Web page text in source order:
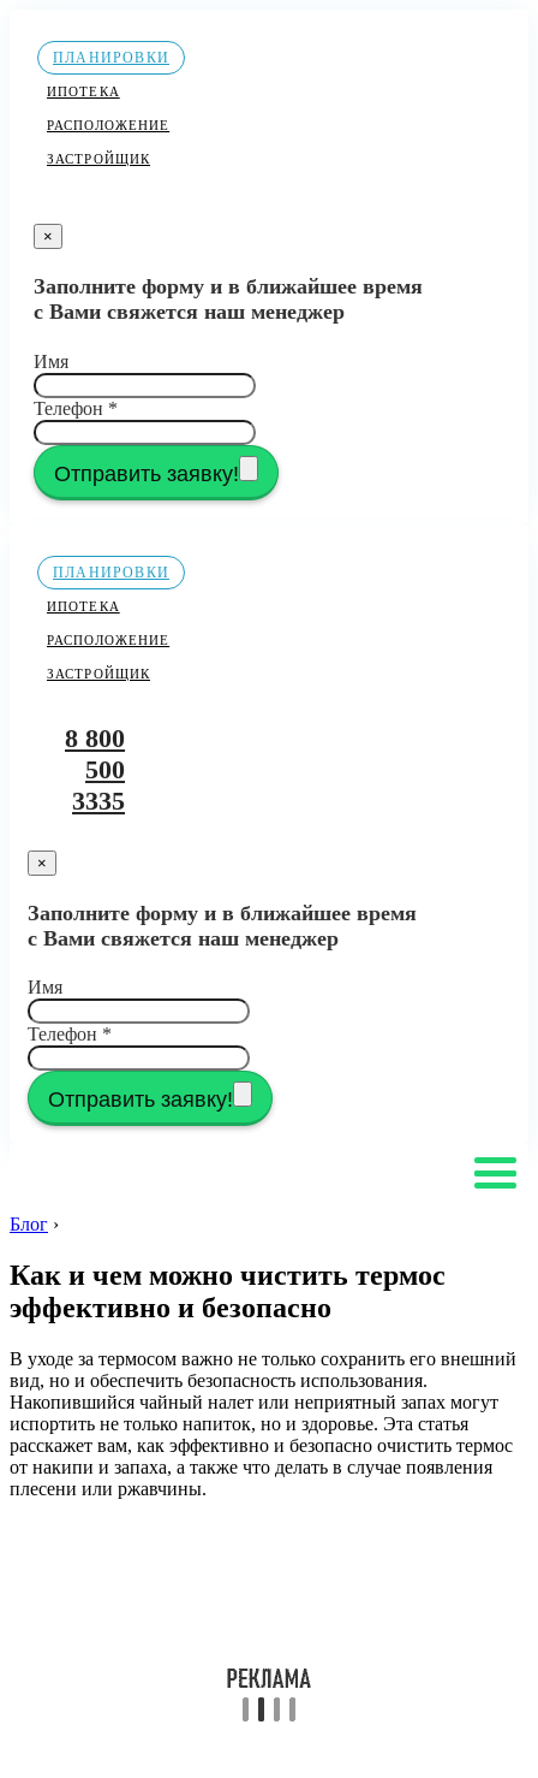
ПЛАНИРОВКИ
ИПОТЕКА
РАСПОЛОЖЕНИЕ
ЗАСТРОЙЩИК
×
Заполните форму и в ближайшее время
с Вами свяжется наш менеджер
Имя
Телефон *
Отправить заявку!
ПЛАНИРОВКИ
ИПОТЕКА
РАСПОЛОЖЕНИЕ
ЗАСТРОЙЩИК
8 800
500
3335
×
Заполните форму и в ближайшее время
с Вами свяжется наш менеджер
Имя
Телефон *
Отправить заявку!
Блог ›
Как и чем можно чистить термос
эффективно и безопасно
В уходе за термосом важно не только сохранить его внешний
вид, но и обеспечить безопасность использования.
Накопившийся чайный налет или неприятный запах могут
испортить не только напиток, но и здоровье. Эта статья
расскажет вам, как эффективно и безопасно очистить термос
от накипи и запаха, а также что делать в случае появления
плесени или ржавчины.